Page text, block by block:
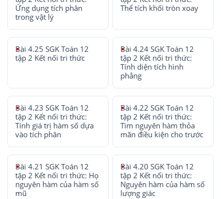
Ứng dụng tích phân
trong vật lý
Thể tích khối tròn xoay
Bài 4.25 SGK Toán 12
tập 2 Kết nối tri thức
Bài 4.24 SGK Toán 12
tập 2 Kết nối tri thức:
Tính diện tích hình
phẳng
Bài 4.23 SGK Toán 12
tập 2 Kết nối tri thức:
Tính giá trị hàm số dựa
vào tích phân
Bài 4.22 SGK Toán 12
tập 2 Kết nối tri thức:
Tìm nguyên hàm thỏa
mãn điều kiện cho trước
Bài 4.21 SGK Toán 12
tập 2 Kết nối tri thức: Họ
nguyên hàm của hàm số
mũ
Bài 4.20 SGK Toán 12
tập 2 Kết nối tri thức:
Nguyên hàm của hàm số
lượng giác